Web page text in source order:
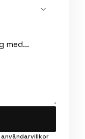
användarvillkor